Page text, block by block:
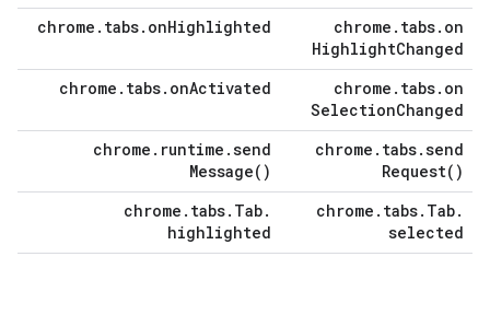
chrome . tabs. on
HighlightChanged
chrome . tabs. onHighlighted
chrome . tabs. on
SelectionChanged
chrome . tabs. onActivated
chrome . tabs.send
Request( )
chrome . runtime .send
Message( )
chrome . tabs. Tab.
selected
chrome . tabs. Tab.
highlighted